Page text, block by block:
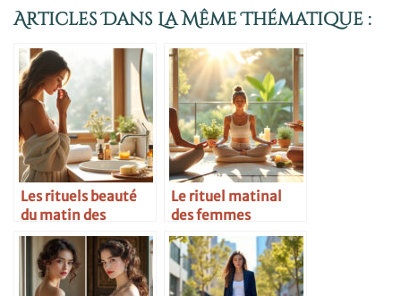
Articles Dans La Même Thématique :
Les rituels beauté
du matin des
femmes
scandinaves
Le rituel matinal
des femmes
inspirantes